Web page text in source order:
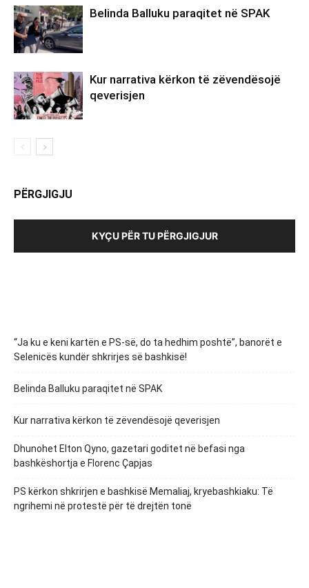
Belinda Balluku paraqitet në SPAK
Kur narrativa kërkon të zëvendësojë
qeverisjen
PËRGJIGJU
KYÇU PËR TU PËRGJIGJUR
“Ja ku e keni kartën e PS-së, do ta hedhim poshtë”, banorët e
Selenicës kundër shkrirjes së bashkisë!
Belinda Balluku paraqitet në SPAK
Kur narrativa kërkon të zëvendësojë qeverisjen
Dhunohet Elton Qyno, gazetari goditet në befasi nga
bashkëshortja e Florenc Çapjas
PS kërkon shkrirjen e bashkisë Memaliaj, kryebashkiaku: Të
ngrihemi në protestë për të drejtën tonë